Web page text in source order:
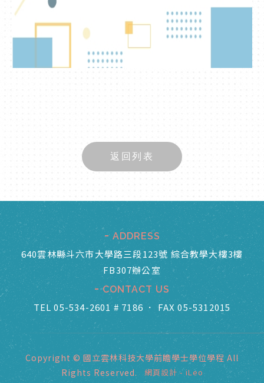
返回列表
ADDRESS
640雲林縣斗六市大學路三段123號 綜合教學大樓3樓
FB307辦公室
CONTACT US
TEL 05-534-2601 # 7186 ． FAX 05-5312015
Copyright © 國立雲林科技大學前瞻學士學位學程 All
Rights Reserved.
網頁設計 -iLeo